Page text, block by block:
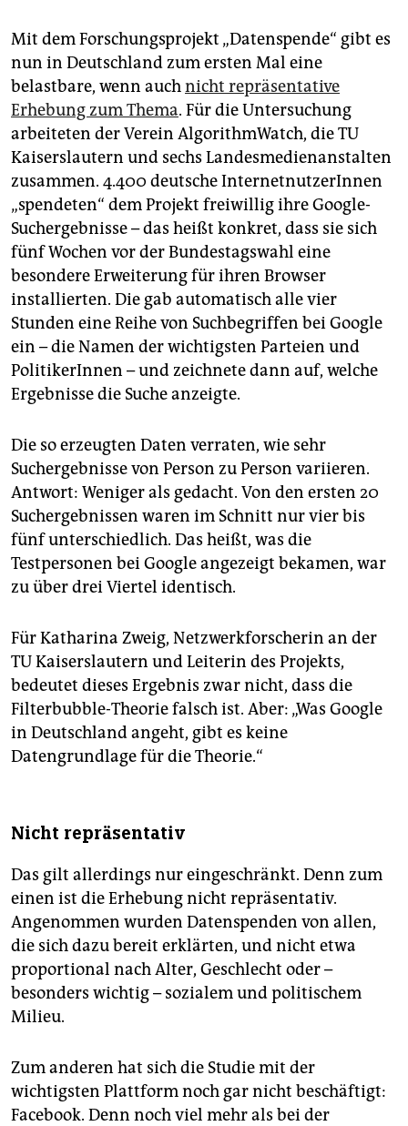
Mit dem Forschungsprojekt „Datenspende“ gibt es
nun in Deutschland zum ersten Mal eine
belastbare, wenn auchnicht repräsentative
Erhebung zum Thema. Für die Untersuchung
arbeiteten der Verein AlgorithmWatch, die TU
Kaiserslautern und sechs Landesmedienanstalten
zusammen. 4.400 deutsche InternetnutzerInnen
„spendeten“ dem Projekt freiwillig ihre Google-
Suchergebnisse – das heißt konkret, dass sie sich
fünf Wochen vor der Bundestagswahl eine
besondere Erweiterung für ihren Browser
installierten. Die gab automatisch alle vier
Stunden eine Reihe von Suchbegriffen bei Google
ein – die Namen der wichtigsten Parteien und
PolitikerInnen – und zeichnete dann auf, welche
Ergebnisse die Suche anzeigte.
Die so erzeugten Daten verraten, wie sehr
Suchergebnisse von Person zu Person variieren.
Antwort: Weniger als gedacht. Von den ersten 20
Suchergebnissen waren im Schnitt nur vier bis
fünf unterschiedlich. Das heißt, was die
Testpersonen bei Google angezeigt bekamen, war
zu über drei Viertel identisch.
Für Katharina Zweig, Netzwerkforscherin an der
TU Kaiserslautern und Leiterin des Projekts,
bedeutet dieses Ergebnis zwar nicht, dass die
Filterbubble-Theorie falsch ist. Aber: „Was Google
in Deutschland angeht, gibt es keine
Datengrundlage für die Theorie.“
Nicht repräsentativ
Das gilt allerdings nur eingeschränkt. Denn zum
einen ist die Erhebung nicht repräsentativ.
Angenommen wurden Datenspenden von allen,
die sich dazu bereit erklärten, und nicht etwa
proportional nach Alter, Geschlecht oder –
besonders wichtig – sozialem und politischem
Milieu.
Zum anderen hat sich die Studie mit der
wichtigsten Plattform noch gar nicht beschäftigt:
Facebook. Denn noch viel mehr als bei der